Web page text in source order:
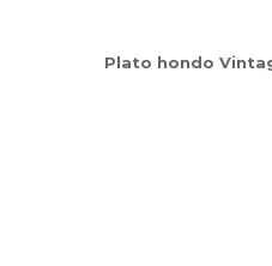
Plato hondo